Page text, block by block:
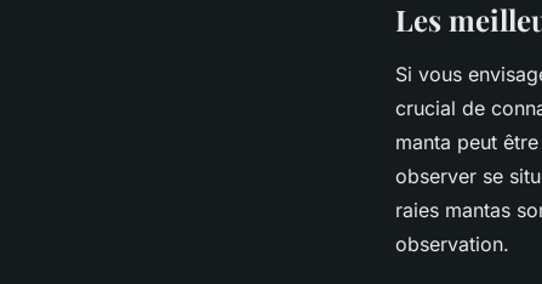
Les
Si vous
crucial de
manta peut
observer se
raies mantas
observation.